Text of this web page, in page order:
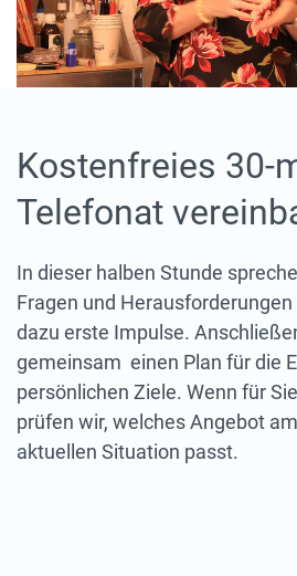
Kostenfreies 30-
Telefonat
In dieser halben Stunde
Fragen und
dazu erste Impulse.
gemeinsam einen Plan für die
persönlichen Ziele. Wenn für
prüfen wir, welches Angebot
aktuellen Situation passt.